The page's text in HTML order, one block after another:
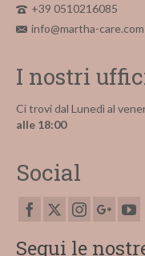
+39 0510216085
info@martha-care.com
I nostri
Ci trovi dal Lunedì al
alle 18:00
Social
Segui le